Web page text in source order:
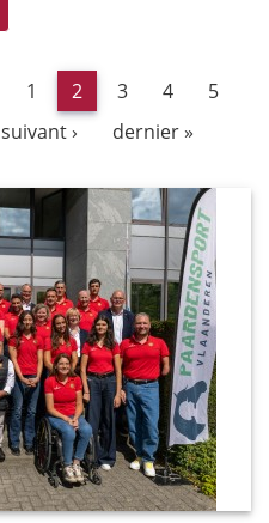
1 2 3 4
5
suivant › dernier »